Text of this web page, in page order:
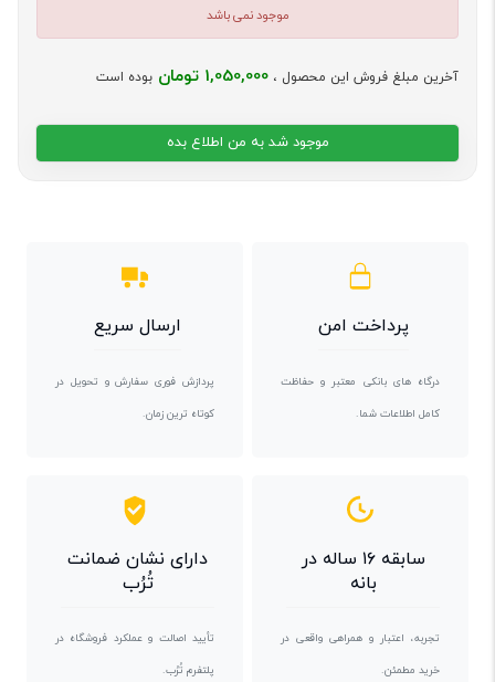
موجود نمی باشد
آخرین مبلغ فروش این محصول ، 1,050,000 تومان بوده است
موجود شد به من اطلاع بده
پرداخت امن
درگاه های بانکی معتبر و حفاظت
کامل اطلاعات شما.
ارسال سریع
پردازش فوری سفارش و تحویل در
کوتاه ترین زمان.
سابقه ۱۶ ساله در
بانه
تجربه، اعتبار و همراهی واقعی در
خرید مطمئن.
دارای نشان ضمانت
تُرُب
تأیید اصالت و عملکرد فروشگاه در
پلتفرم تُرُب.